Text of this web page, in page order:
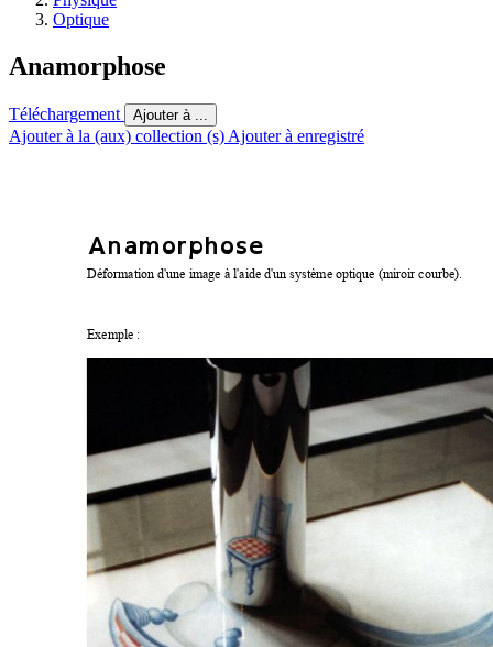
Optique
Anamorphose
Téléchargement Ajouter à ...
Ajouter à la (aux) collection (s) Ajouter à enregistré
Anamorphose
Déformation d'une image à l'aide d'un système optique (miroir courbe).
Exemple :